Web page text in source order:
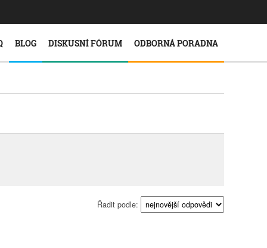
BLOG DISKUSNÍ FÓRUM ODBORNÁ PORADNA
Řadit podle: